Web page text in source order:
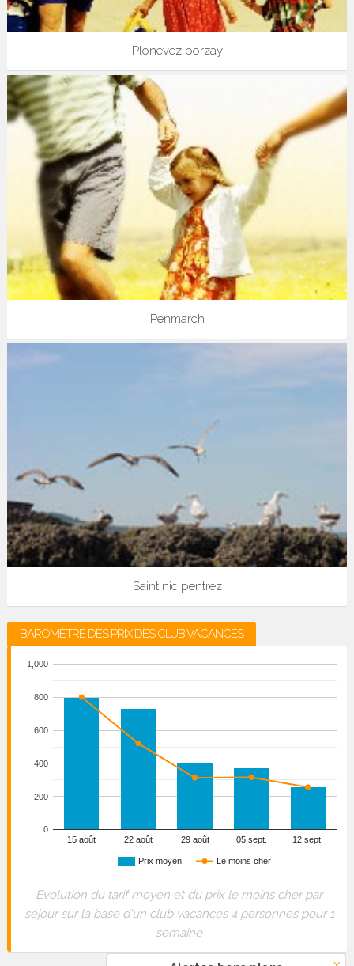
Plonevez porzay
Penmarch
Saint nic pentrez
BAROMÈTRE DES PRIX DES CLUB VACANCES
Prix moyen Le moins cher
15 août 22 août 29 août 05 sept. 12 sept.
0
200
400
600
800
1,000
Evolution du tarif moyen et du prix le moins cher par
séjour sur la base d'un club vacances 4 personnes pour 1
semaine